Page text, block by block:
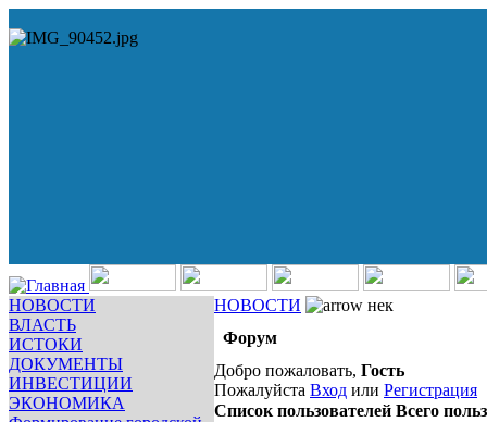
НОВОСТИ
ВЛАСТЬ
ИСТОКИ
ДОКУМЕНТЫ
ИНВЕСТИЦИИ
ЭКОНОМИКА
НОВОСТИ
нек
Форум
Добро пожаловать, Гость
Пожалуйста Вход или Регистрация
Список пользователей Всего